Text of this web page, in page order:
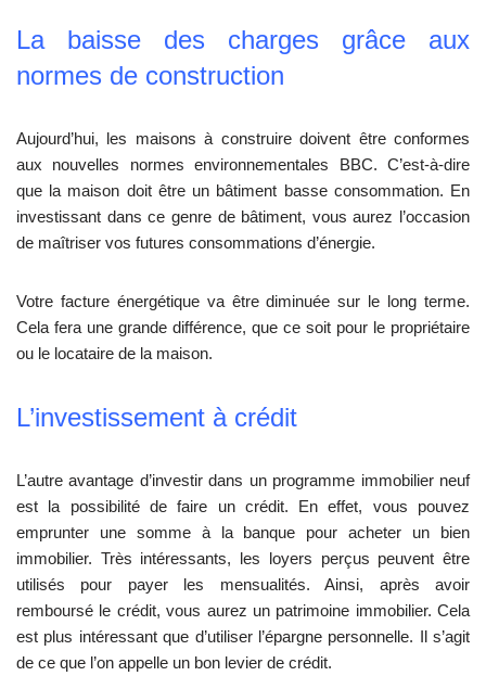
La baisse des charges grâce aux
normes de construction
Aujourd’hui, les maisons à construire doivent être conformes
aux nouvelles normes environnementales BBC. C’est-à-dire
que la maison doit être un bâtiment basse consommation. En
investissant dans ce genre de bâtiment, vous aurez l’occasion
de maîtriser vos futures consommations d’énergie.
Votre facture énergétique va être diminuée sur le long terme.
Cela fera une grande différence, que ce soit pour le propriétaire
ou le locataire de la maison.
L’investissement à crédit
L’autre avantage d’investir dans un programme immobilier neuf
est la possibilité de faire un crédit. En effet, vous pouvez
emprunter une somme à la banque pour acheter un bien
immobilier. Très intéressants, les loyers perçus peuvent être
utilisés pour payer les mensualités. Ainsi, après avoir
remboursé le crédit, vous aurez un patrimoine immobilier. Cela
est plus intéressant que d’utiliser l’épargne personnelle. Il s’agit
de ce que l’on appelle un bon levier de crédit.